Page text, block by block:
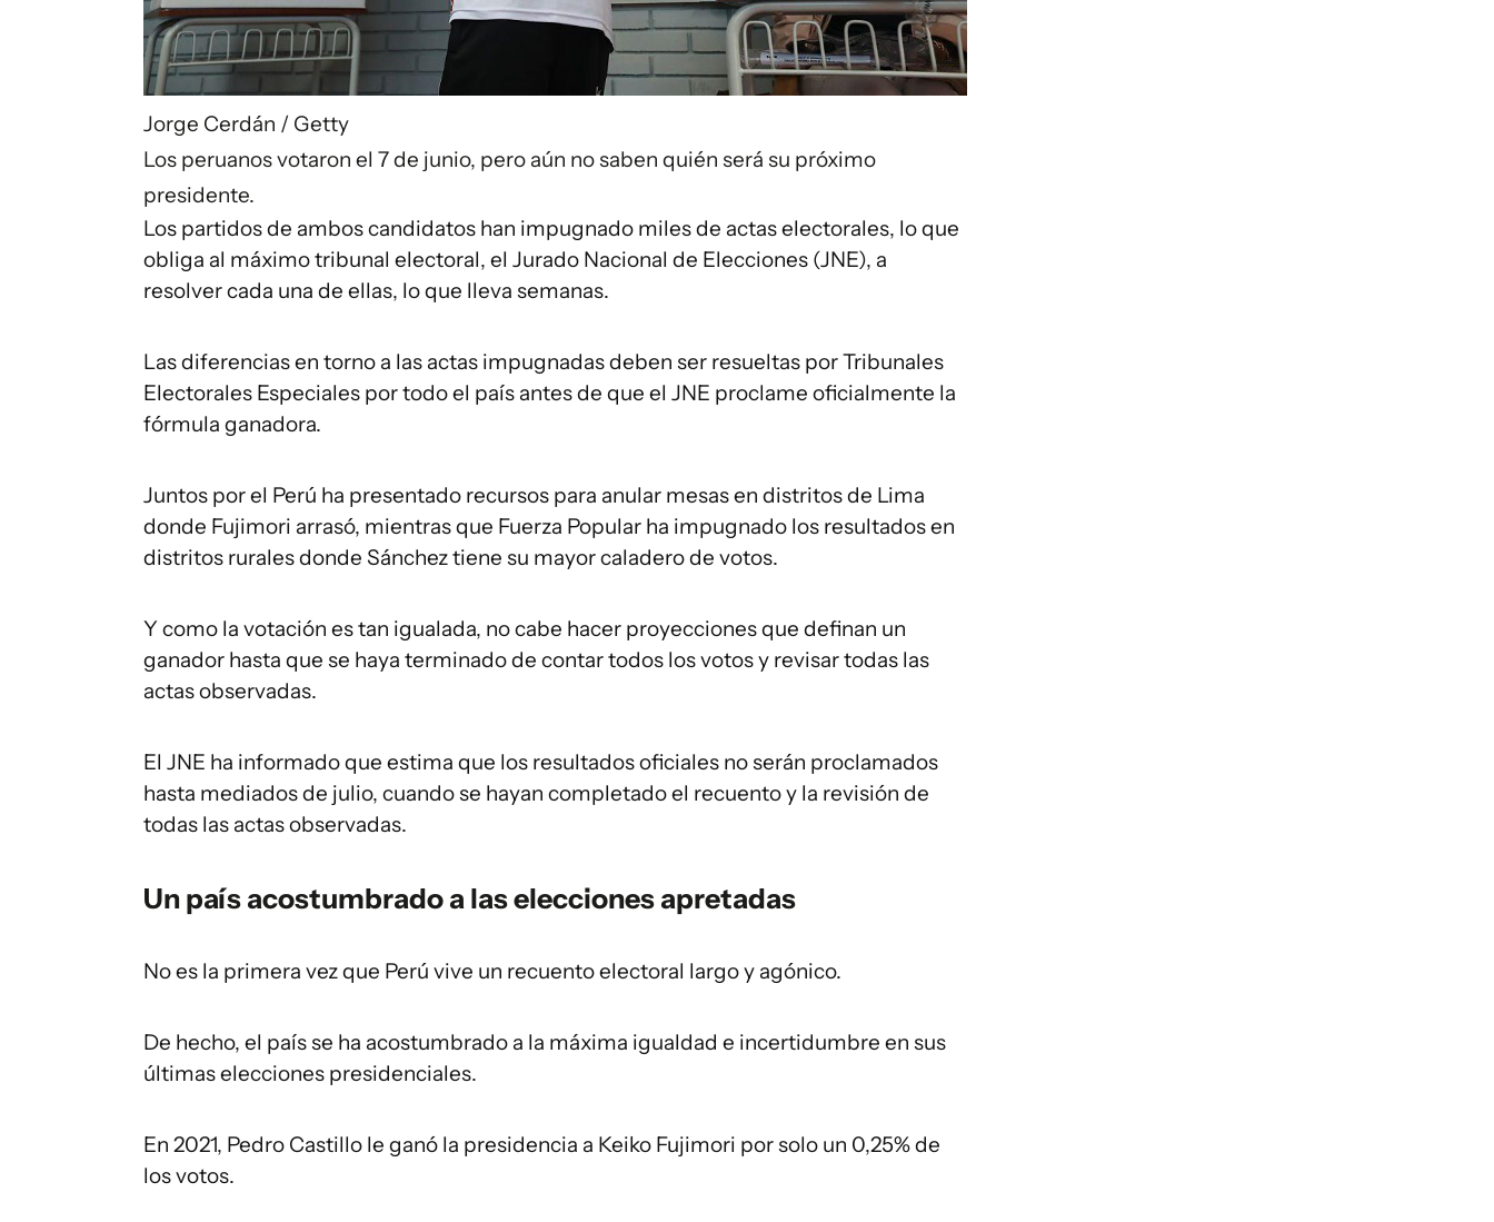
Jorge Cerdán / Getty
Los peruanos votaron el 7 de junio, pero aún no saben quién será su próximo
presidente.
Los partidos de ambos candidatos han impugnado miles de actas electorales, lo que
obliga al máximo tribunal electoral, el Jurado Nacional de Elecciones (JNE), a
resolver cada una de ellas, lo que lleva semanas.
Las diferencias en torno a las actas impugnadas deben ser resueltas por Tribunales
Electorales Especiales por todo el país antes de que el JNE proclame oficialmente la
fórmula ganadora.
Juntos por el Perú ha presentado recursos para anular mesas en distritos de Lima
donde Fujimori arrasó, mientras que Fuerza Popular ha impugnado los resultados en
distritos rurales donde Sánchez tiene su mayor caladero de votos.
Y como la votación es tan igualada, no cabe hacer proyecciones que definan un
ganador hasta que se haya terminado de contar todos los votos y revisar todas las
actas observadas.
El JNE ha informado que estima que los resultados oficiales no serán proclamados
hasta mediados de julio, cuando se hayan completado el recuento y la revisión de
todas las actas observadas.
Un país acostumbrado a las elecciones apretadas
No es la primera vez que Perú vive un recuento electoral largo y agónico.
De hecho, el país se ha acostumbrado a la máxima igualdad e incertidumbre en sus
últimas elecciones presidenciales.
En 2021, Pedro Castillo le ganó la presidencia a Keiko Fujimori por solo un 0,25% de
los votos.